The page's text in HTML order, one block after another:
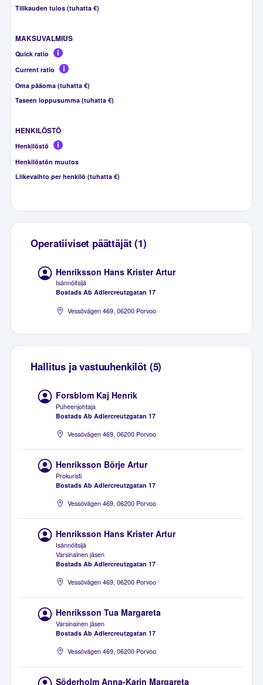
Tilikauden tulos (tuhatta €)
MAKSUVALMIUS
Quick ratio
Current ratio
Oma pääoma (tuhatta €)
Taseen loppusumma (tuhatta €)
HENKILÖSTÖ
Henkilöstö
Henkilöstön muutos
Liikevaihto per henkilö (tuhatta €)
Operatiiviset päättäjät (1)
Henriksson Hans Krister Artur
Isännöitsijä
Bostads Ab Adlercreutzgatan 17
Vessövägen 469, 06200 Porvoo
Hallitus ja vastuuhenkilöt (5)
Forsblom Kaj Henrik
Puheenjohtaja
Bostads Ab Adlercreutzgatan 17
Vessövägen 469, 06200 Porvoo
Henriksson Börje Artur
Prokuristi
Bostads Ab Adlercreutzgatan 17
Vessövägen 469, 06200 Porvoo
Henriksson Hans Krister Artur
Isännöitsijä
Varsinainen jäsen
Bostads Ab Adlercreutzgatan 17
Vessövägen 469, 06200 Porvoo
Henriksson Tua Margareta
Varsinainen jäsen
Bostads Ab Adlercreutzgatan 17
Vessövägen 469, 06200 Porvoo
Söderholm Anna-Karin Margareta